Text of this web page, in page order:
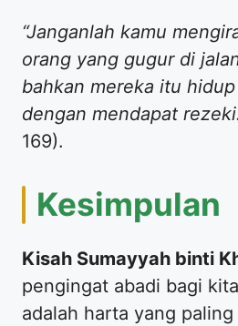
“Janganlah kamu
orang yang gugur di
bahkan mereka itu
dengan mendapat
169).
​Kesimpulan
Kisah Sumayyah binti
pengingat abadi bagi
adalah harta yang paling